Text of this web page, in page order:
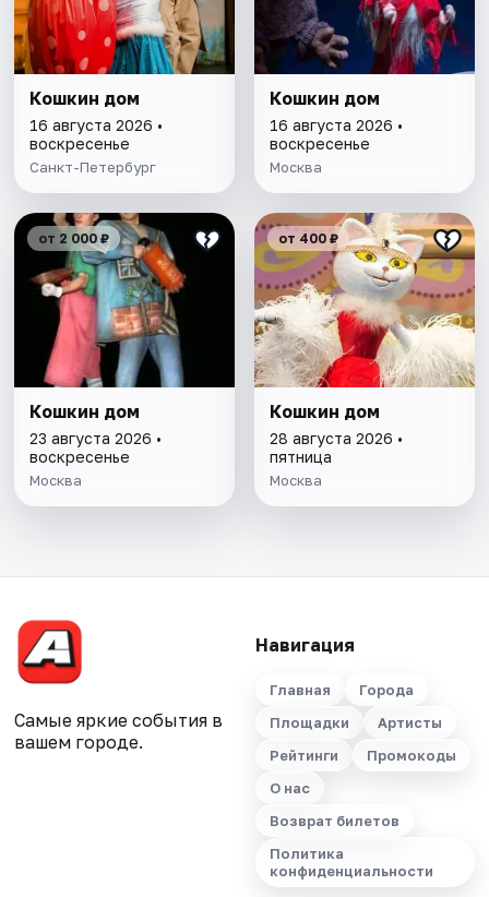
Кошкин дом
16 августа 2026 •
воскресенье
Санкт-Петербург
Кошкин дом
16 августа 2026 •
воскресенье
Москва
от 2 000 ₽
Кошкин дом
23 августа 2026 •
воскресенье
Москва
от 400 ₽
Кошкин дом
28 августа 2026 •
пятница
Москва
Самые яркие события в
вашем городе.
Навигация
Главная
Города
Площадки
Артисты
Рейтинги
Промокоды
О нас
Возврат билетов
Политика
конфиденциальности